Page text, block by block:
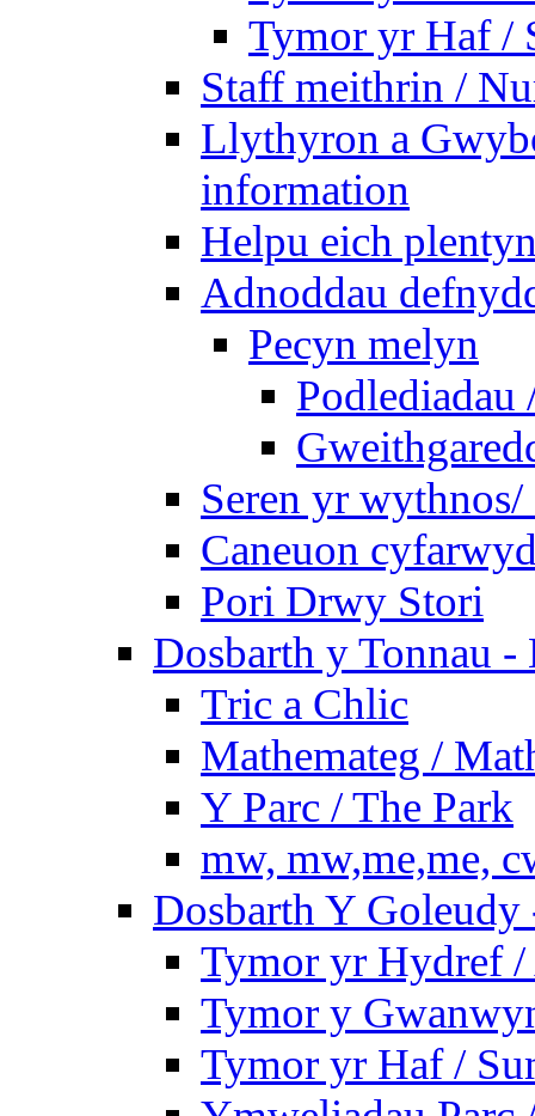
Tymor yr Haf /
Staff meithrin /
Llythyron a
information
Helpu eich
Adnoddau
Pecyn melyn
Podlediadau
Seren yr
Caneuon
Pori Drwy Stori
Dosbarth y Tonnau -
Tric a Chlic
Mathemateg /
Y Parc / The Park
mw, mw,me,me,
Dosbarth Y
Tymor yr Hydref
Tymor y
Tymor yr Haf /